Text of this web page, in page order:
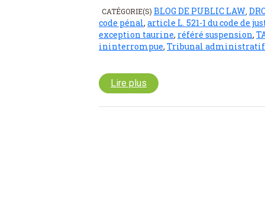
CATÉGORIE(S) BLOG DE PUBLIC LAW
code pénal, article L. 521-1 du code de
exception taurine, référé suspension,
ininterrompue, Tribunal administratif
Lire plus